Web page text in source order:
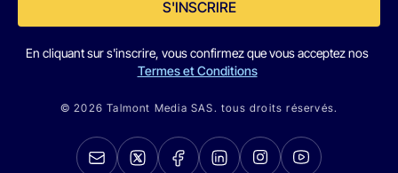
S'INSCRIRE
En cliquant sur s'inscrire, vous confirmez que vous acceptez nos
Termes et Conditions
© 2026 Talmont Media SAS. tous droits réservés.